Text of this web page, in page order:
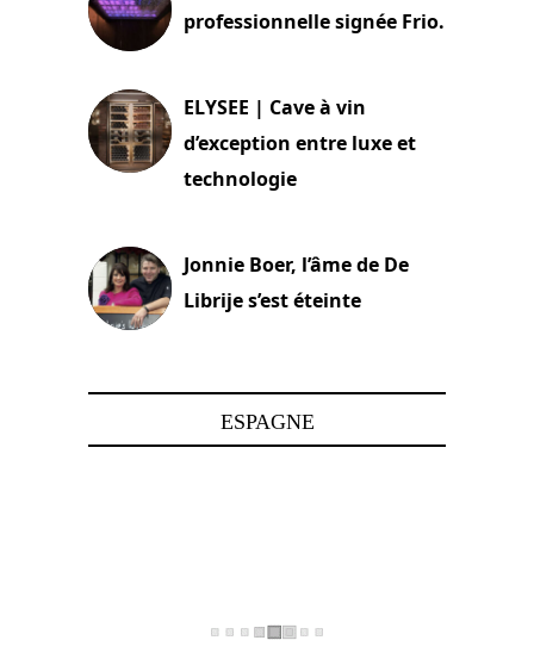
professionnelle signée Frio.
ELYSEE | Cave à vin
d’exception entre luxe et
technologie
Jonnie Boer, l’âme de De
Librije s’est éteinte
ESPAGNE